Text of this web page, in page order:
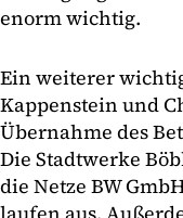
enorm wichtig.
Ein weiterer
Kappenstein und
Übernahme des
Die Stadtwerke
die Netze BW